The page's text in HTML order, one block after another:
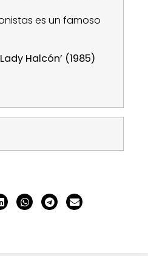
es un famoso
‘Lady Halcón’ (1985)